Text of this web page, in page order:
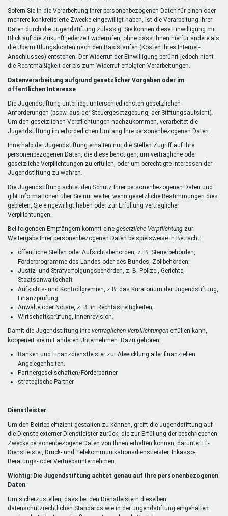
Sofern Sie in die Verarbeitung Ihrer personenbezogenen Daten für einen oder
mehrere konkretisierte Zwecke eingewilligt haben, ist die Verarbeitung Ihrer
Daten durch die Jugendstiftung zulässig. Sie können diese Einwilligung mit
Blick auf die Zukunft jederzeit widerrufen, ohne dass Ihnen hierfür andere als
die Übermittlungskosten nach den Basistarifen (Kosten Ihres Internet-
Anschlusses) entstehen. Der Widerruf der Einwilligung berührt jedoch nicht
die Rechtmäßigkeit der bis zum Widerruf erfolgten Verarbeitungen.
Datenverarbeitung aufgrund gesetzlicher Vorgaben oder im
öffentlichen Interesse
Die Jugendstiftung unterliegt unterschiedlichsten gesetzlichen
Anforderungen (bspw. aus der Steuergesetzgebung, der Stiftungsaufsicht).
Um den gesetzlichen Verpflichtungen nachzukommen, verarbeitet die
Jugendstiftung im erforderlichen Umfang Ihre personenbezogenen Daten.
Innerhalb der Jugendstiftung erhalten nur die Stellen Zugriff auf Ihre
personenbezogenen Daten, die diese benötigen, um vertragliche oder
gesetzliche Verpflichtungen zu erfüllen, oder um berechtigte Interessen der
Jugendstiftung zu wahren.
Die Jugendstiftung achtet den Schutz Ihrer personenbezogenen Daten und
gibt Informationen über Sie nur weiter, wenn gesetzliche Bestimmungen dies
gebieten, Sie eingewilligt haben oder zur Erfüllung vertraglicher
Verpflichtungen.
Bei folgenden Empfängern kommt eine gesetzliche Verpflichtung zur
Weitergabe Ihrer personenbezogenen Daten beispielsweise in Betracht:
öffentliche Stellen oder Aufsichtsbehörden, z. B. Steuerbehörden,
Förderprogramme des Landes oder des Bundes, Zollbehörden;
Justiz- und Strafverfolgungsbehörden, z. B. Polizei, Gerichte,
Staatsanwaltschaft
Aufsichts- und Kontrollgremien, z.B. das Kuratorium der Jugendstiftung,
Finanzprüfung
Anwälte oder Notare, z. B. in Rechtsstreitigkeiten;
Wirtschaftsprüfung, Innenrevision.
Damit die Jugendstiftung ihre vertraglichen Verpflichtungen erfüllen kann,
kooperiert sie mit anderen Unternehmen. Dazu gehören:
Banken und Finanzdienstleister zur Abwicklung aller finanziellen
Angelegenheiten.
Partnergesellschaften/Förderpartner
strategische Partner
Dienstleister
Um den Betrieb effizient gestalten zu können, greift die Jugendstiftung auf
die Dienste externer Dienstleister zurück, die zur Erfüllung der beschriebenen
Zwecke personenbezogene Daten von Ihnen erhalten können, darunter IT-
Dienstleister, Druck- und Telekommunikationsdienstleister, Inkasso-,
Beratungs- oder Vertriebsunternehmen.
Wichtig: Die Jugendstiftung achtet genau auf Ihre personenbezogenen
Daten
Um sicherzustellen, dass bei den Dienstleistern dieselben
datenschutzrechtlichen Standards wie in der Jugendstiftung eingehalten